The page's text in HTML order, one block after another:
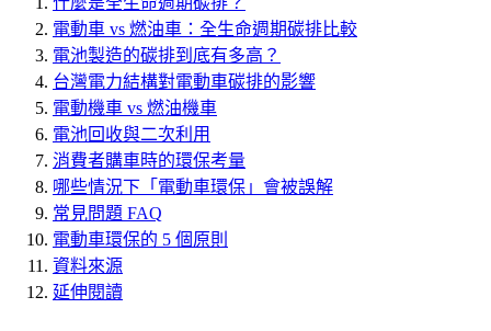
電動車 vs 燃油車：全生命週期碳排比較
電池製造的碳排到底有多高？
台灣電力結構對電動車碳排的影響
電動機車 vs 燃油機車
電池回收與二次利用
消費者購車時的環保考量
哪些情況下「電動車環保」會被誤解
常見問題 FAQ
電動車環保的 5 個原則
資料來源
延伸閱讀